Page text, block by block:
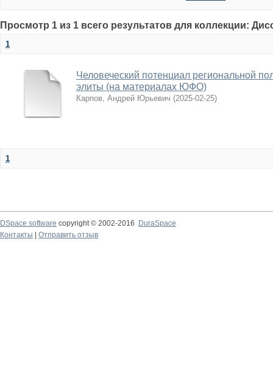
Просмотр 1 из 1 всего результатов для коллекции:
1
Человеческий потенциал региональной
элиты (на материалах ЮФО)
Карпов, Андрей Юрьевич (2025-02-25)
1
DSpace software copyright © 2002-2016
DuraSpace
Контакты
Отправить отзыв